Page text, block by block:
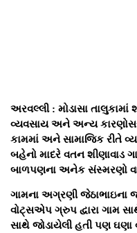
અરવલ્લી : મોડાસા
વ્યવસાય અને અન્ય
કામમાં અને સામાજિક રીતે
બહેનો માદરે વતન શીણાવાડ
બાળપણના અનેક સંસ્મરણો
ગામના અગ્રણી જેઠાભાઇના
વોટ્સએપ ગ્રુપ દ્વારા ગામ
સાથે જોડાયેલી હતી પણ ઘણા